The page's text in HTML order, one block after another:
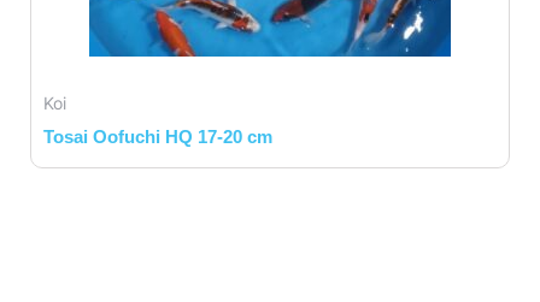
Koi
Tosai Oofuchi HQ 17-20 cm